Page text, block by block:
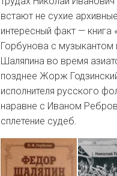
встают не сухие
интересный факт — книга
Горбунова с музыкантом
Шаляпина во время
позднее Жорж
исполнителя русского
наравне с Иваном
сплетение судеб.